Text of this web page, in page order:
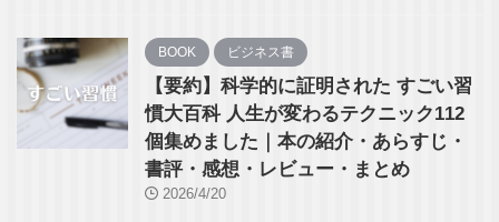
BOOK ビジネス書
【要約】科学的に証明された すごい習
慣大百科 人生が変わるテクニック112
個集めました｜本の紹介・あらすじ・
書評・感想・レビュー・まとめ
2026/4/20